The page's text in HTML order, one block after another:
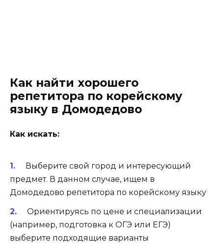
Как найти хорошего
репетитора по корейскому
языку в Домодедово
Как искать:
Выберите свой город и интересующий
предмет. В данном случае, ищем в
Домодедово репетитора по корейскому языку
Ориентируясь по цене и специализации
(например, подготовка к ОГЭ или ЕГЭ)
выберите подходящие варианты